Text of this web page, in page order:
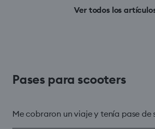
Ver todos los
Pases para scooters
Me cobraron un viaje y tenía pase de